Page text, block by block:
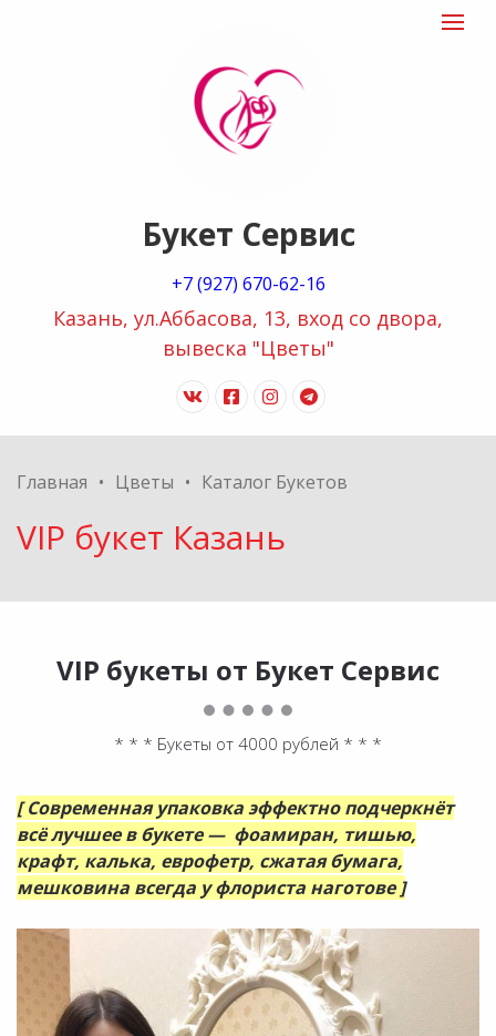
"Букет
сервис"
Букет Сервис
+7 (927) 670-62-16
Казань, ул.Аббасова, 13, вход со двора,
вывеска "Цветы"
vk
facebook-
instagram
telegram
Toggle
Главная Цветы Каталог Букетов
VIP букет Казань
VIP букеты от Букет Сервис
* * * Букеты от 4000 рублей * * *
[ Современная упаковка эффектно подчеркнёт
всё лучшее в букете — фоамиран, тишью,
крафт, калька, еврофетр, сжатая бумага,
мешковина всегда у флориста наготове ]